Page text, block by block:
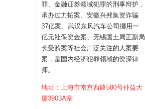
罪、金融证券领域犯罪的刑事辩护，
承办过力拓案、安徽兴邦集资诈骗
37亿案、武汉东风汽车公司挪用一
亿元社保资金案、无锡国土局正副局
长受贿案等社会广泛关注的大案要
案，是国内经济犯罪领域的资深律
师。
地址：上海市南京西路580号仲益大
厦3903A室